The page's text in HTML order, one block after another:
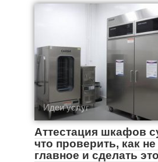
Идеи услуг
Аттестация шкафов
что проверить, как не
главное и сделать